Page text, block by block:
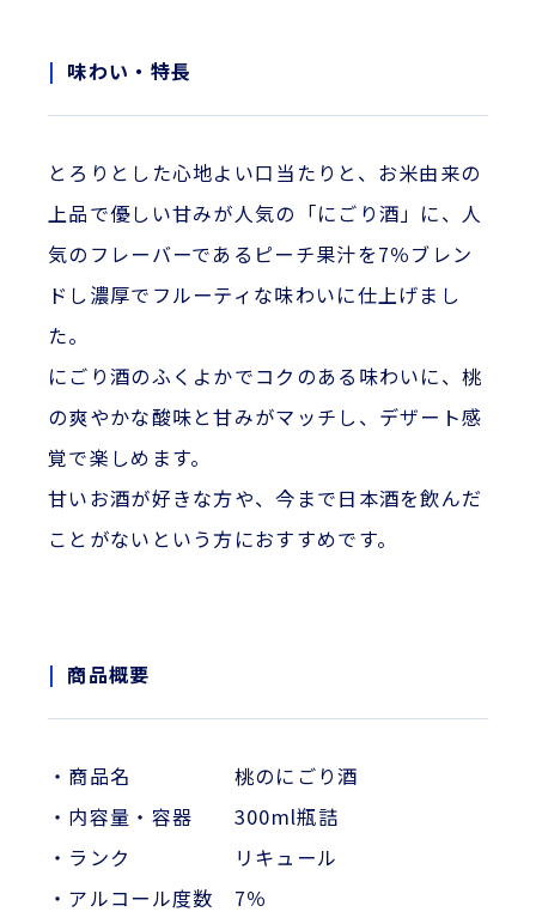
味わい・特長
とろりとした心地よい口当たりと、お米由来の
上品で優しい甘みが人気の「にごり酒」に、人
気のフレーバーであるピーチ果汁を7％ブレン
ドし濃厚でフルーティな味わいに仕上げまし
た。
にごり酒のふくよかでコクのある味わいに、桃
の爽やかな酸味と甘みがマッチし、デザート感
覚で楽しめます。
甘いお酒が好きな方や、今まで日本酒を飲んだ
ことがないという方におすすめです。
商品概要
・商品名 桃のにごり酒
・内容量・容器 300ml瓶詰
・ランク リキュール
・アルコール度数 7％